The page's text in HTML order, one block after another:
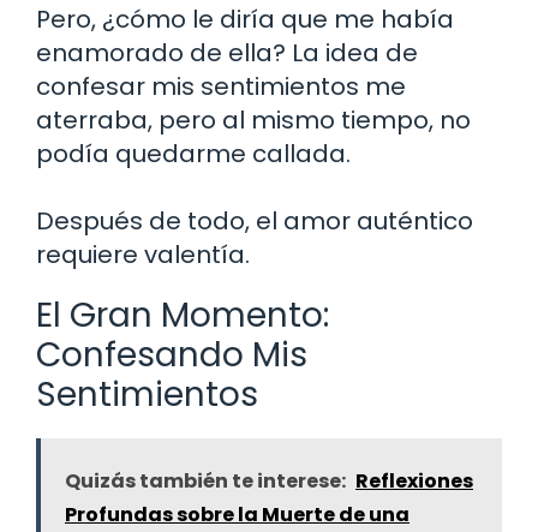
Pero, ¿cómo le diría que me había
enamorado de ella? La idea de
confesar mis sentimientos me
aterraba, pero al mismo tiempo, no
podía quedarme callada.
Después de todo, el amor auténtico
requiere valentía.
El Gran Momento:
Confesando Mis
Sentimientos
Quizás también te interese: Reflexiones
Profundas sobre la Muerte de una